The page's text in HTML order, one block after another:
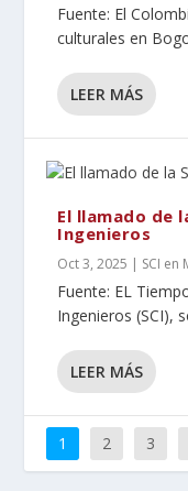
Fuente: El
culturales en
LEER MÁS
El llamado de
Ingenieros
Oct 3, 2025 | SCI en
Fuente: EL
Ingenieros (SCI),
LEER MÁS
1 2 3